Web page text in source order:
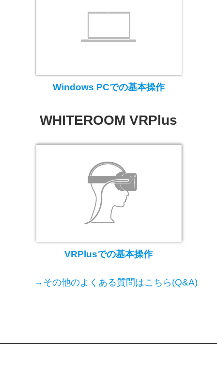
Windows PCでの基本操作
WHITEROOM VRPlus
VRPlusでの基本操作
→その他のよくある質問はこちら(Q&A)